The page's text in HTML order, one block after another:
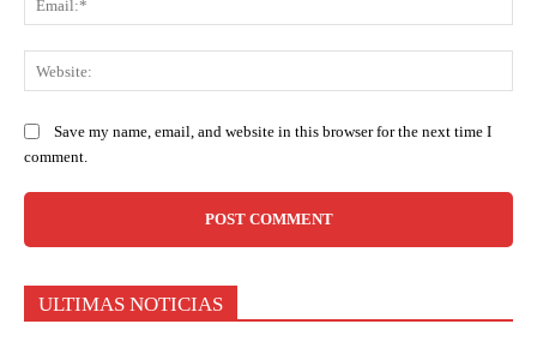
Save my name, email, and website in this browser for the next time I
comment.
ULTIMAS NOTICIAS